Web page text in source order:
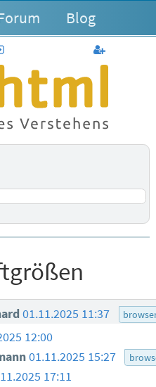
Blog
anmelden
01.11.2025 11:37
12:00
01.11.2025 15:27
17:11